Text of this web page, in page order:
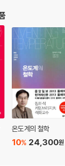
와 검증
서
뮬레이션: 관찰, 표상,
과 측정
과 위치 찾기
유형 분과
온도계의 철학
24,300원
10%